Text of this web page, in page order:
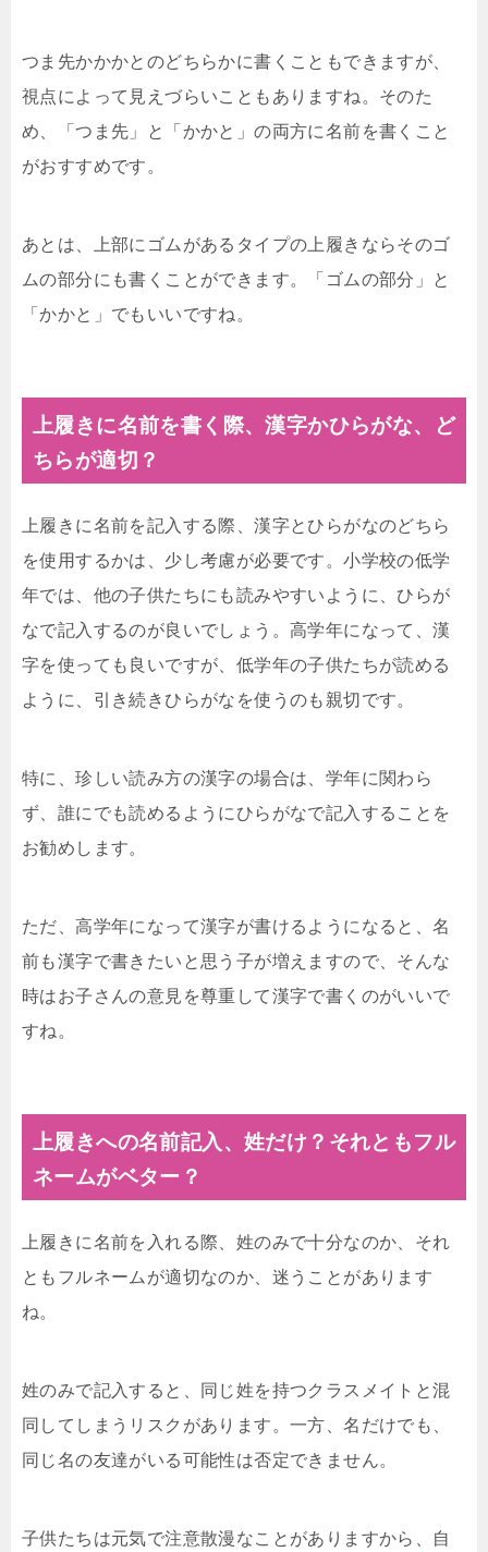
つま先かかかとのどちらかに書くこともできますが、
視点によって見えづらいこともありますね。そのた
め、「つま先」と「かかと」の両方に名前を書くこと
がおすすめです。
あとは、上部にゴムがあるタイプの上履きならそのゴ
ムの部分にも書くことができます。「ゴムの部分」と
「かかと」でもいいですね。
上履きに名前を書く際、漢字かひらがな、ど
ちらが適切？
上履きに名前を記入する際、漢字とひらがなのどちら
を使用するかは、少し考慮が必要です。小学校の低学
年では、他の子供たちにも読みやすいように、ひらが
なで記入するのが良いでしょう。高学年になって、漢
字を使っても良いですが、低学年の子供たちが読める
ように、引き続きひらがなを使うのも親切です。
特に、珍しい読み方の漢字の場合は、学年に関わら
ず、誰にでも読めるようにひらがなで記入することを
お勧めします。
ただ、高学年になって漢字が書けるようになると、名
前も漢字で書きたいと思う子が増えますので、そんな
時はお子さんの意見を尊重して漢字で書くのがいいで
すね。
上履きへの名前記入、姓だけ？それともフル
ネームがベター？
上履きに名前を入れる際、姓のみで十分なのか、それ
ともフルネームが適切なのか、迷うことがあります
ね。
姓のみで記入すると、同じ姓を持つクラスメイトと混
同してしまうリスクがあります。一方、名だけでも、
同じ名の友達がいる可能性は否定できません。
子供たちは元気で注意散漫なことがありますから、自